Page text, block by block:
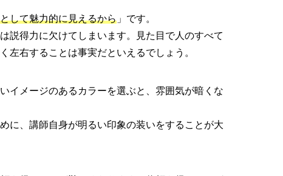
して魅力的に見えるから 」です。
説得力に欠けてしまいます。見た目で人のすべて
左右することは事実だといえるでしょう。
イメージのあるカラーを選ぶと、雰囲気が暗くな
に、講師自身が明るい印象の装いをすることが大